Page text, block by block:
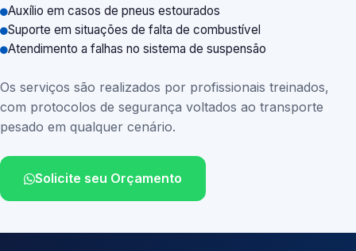
Auxílio em casos de pneus estourados
Suporte em situações de falta de combustível
Atendimento a falhas no sistema de suspensão
Os serviços são realizados por profissionais treinados,
com protocolos de segurança voltados ao transporte
pesado em qualquer cenário.
Solicite seu Orçamento